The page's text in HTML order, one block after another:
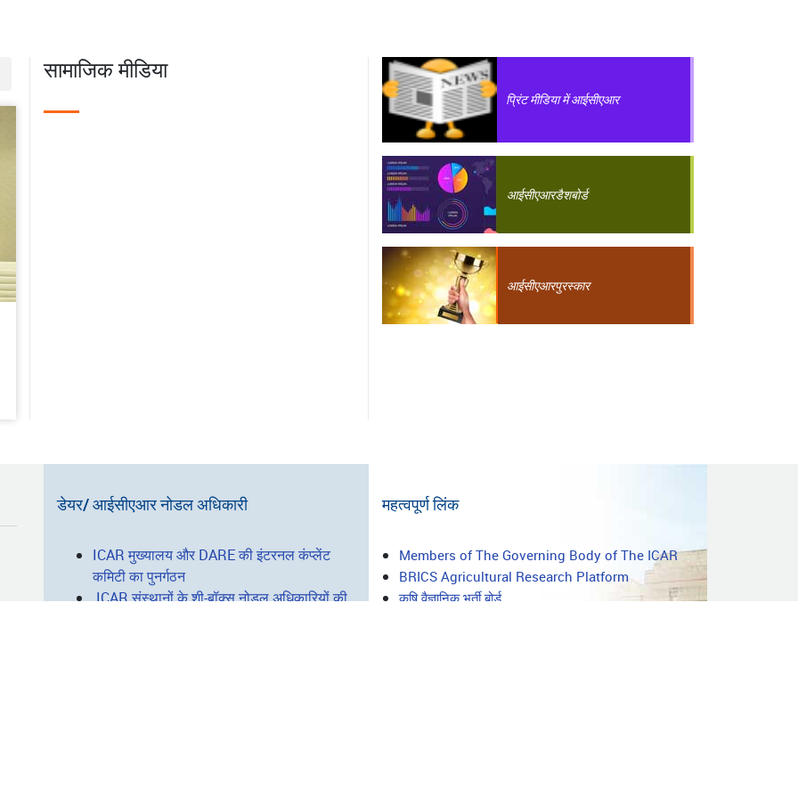
प्रशिक्षण: भाकृअनुप-आईआईवीआर का
11
आधारित अनुकूलन के माध्यम से मिजो
24
बना प्राकृतिक खेती का
तक की सवेतन इंटर्नशिप और नौकरी के
सामाजिक मीडिया
प्रिंट मीडिया में आईसीएआर
आईसीएआरडैशबोर्ड
आईसीएआरपुरस्कार
डेयर/ आईसीएआर नोडल अधिकारी
ICAR मुख्यालय और DARE की इंटरनल कंप्लेंट
कमिटी का पुनर्गठन
ICAR संस्थानों के शी-बॉक्स नोडल अधिकारियों की
महत्वपूर्ण लिंक
Important
Links
Members of The Governing Body of The ICAR
BRICS Agricultural Research Platform
कृषि वैज्ञानिक भर्ती बोर्ड